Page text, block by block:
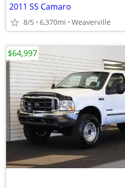
2011 SS Camaro
8/5 6,370mi Weaverville
$64,997